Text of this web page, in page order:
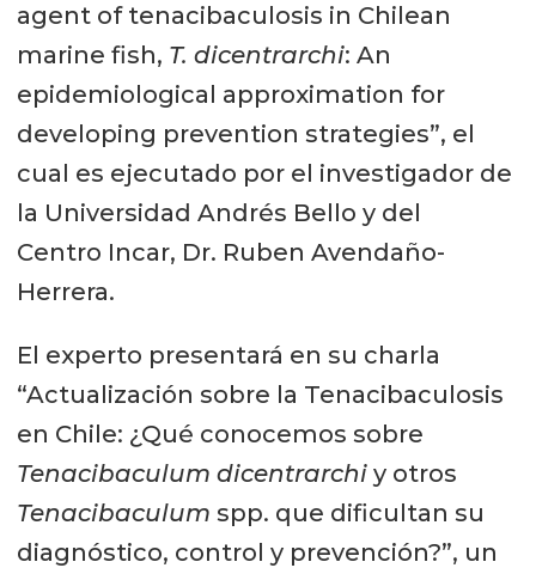
agent of tenacibaculosis in Chilean
marine fish, T. dicentrarchi: An
epidemiological approximation for
developing prevention strategies”, el
cual es ejecutado por el investigador de
la Universidad Andrés Bello y del
Centro Incar, Dr. Ruben Avendaño-
Herrera.
El experto presentará en su charla
“Actualización sobre la Tenacibaculosis
en Chile: ¿Qué conocemos sobre
Tenacibaculum dicentrarchiy otros
Tenacibaculum spp. que dificultan su
diagnóstico, control y prevención?”, un